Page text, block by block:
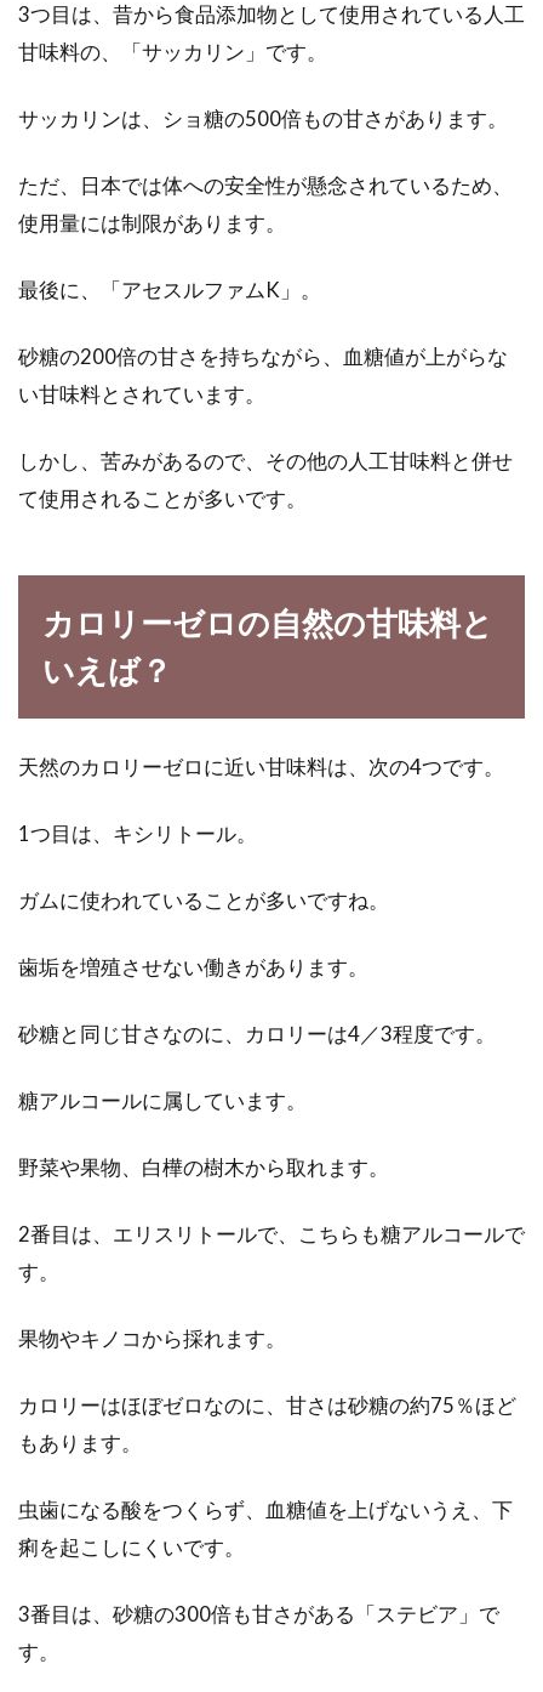
アメリカでは、日本以上に肥満や生活習慣病が
食生活改善して健康にも精神にも良
うやら落ち込みやすい傾向があるようです。根
が真面目...
醤油の香りでご飯がすすむ！塩分控
料理酒やみりんは無くても醤油くらいは持って
いるもの...
気になる食後の血糖値！注意すべき
がるという...
体に良い玄米のカロリーは茶碗1杯
め、カロリーは低いのではないかというイメー
に多いって本当？
近年、マーガリンはトランス脂肪酸が多いから
の役割と安全性について！
3つ目は、昔から食品添加物として使用されている人工
甘味料の、「サッカリン」です。
サッカリンは、ショ糖の500倍もの甘さがあります。
ただ、日本では体への安全性が懸念されているため、
使用量には制限があります。
最後に、「アセスルファムK」。
砂糖の200倍の甘さを持ちながら、血糖値が上がらな
い甘味料とされています。
しかし、苦みがあるので、その他の人工甘味料と併せ
て使用されることが多いです。
カロリーゼロの自然の甘味料と
いえば？
天然のカロリーゼロに近い甘味料は、次の4つです。
1つ目は、キシリトール。
ガムに使われていることが多いですね。
歯垢を増殖させない働きがあります。
砂糖と同じ甘さなのに、カロリーは4／3程度です。
糖アルコールに属しています。
野菜や果物、白樺の樹木から取れます。
2番目は、エリスリトールで、こちらも糖アルコールで
す。
果物やキノコから採れます。
カロリーはほぼゼロなのに、甘さは砂糖の約75％ほど
もあります。
虫歯になる酸をつくらず、血糖値を上げないうえ、下
痢を起こしにくいです。
3番目は、砂糖の300倍も甘さがある「ステビア」で
す。